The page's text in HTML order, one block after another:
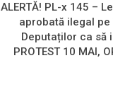
ALERTĂ! PL-x 145 –
aprobată ilegal pe
Deputaților ca să
PROTEST 10 MAI,